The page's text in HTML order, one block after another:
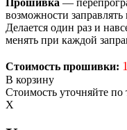
возможности
Делается один раз и
менять при каждой
Стоимость прошивки:
В корзину
Стоимость уточняйте по
X